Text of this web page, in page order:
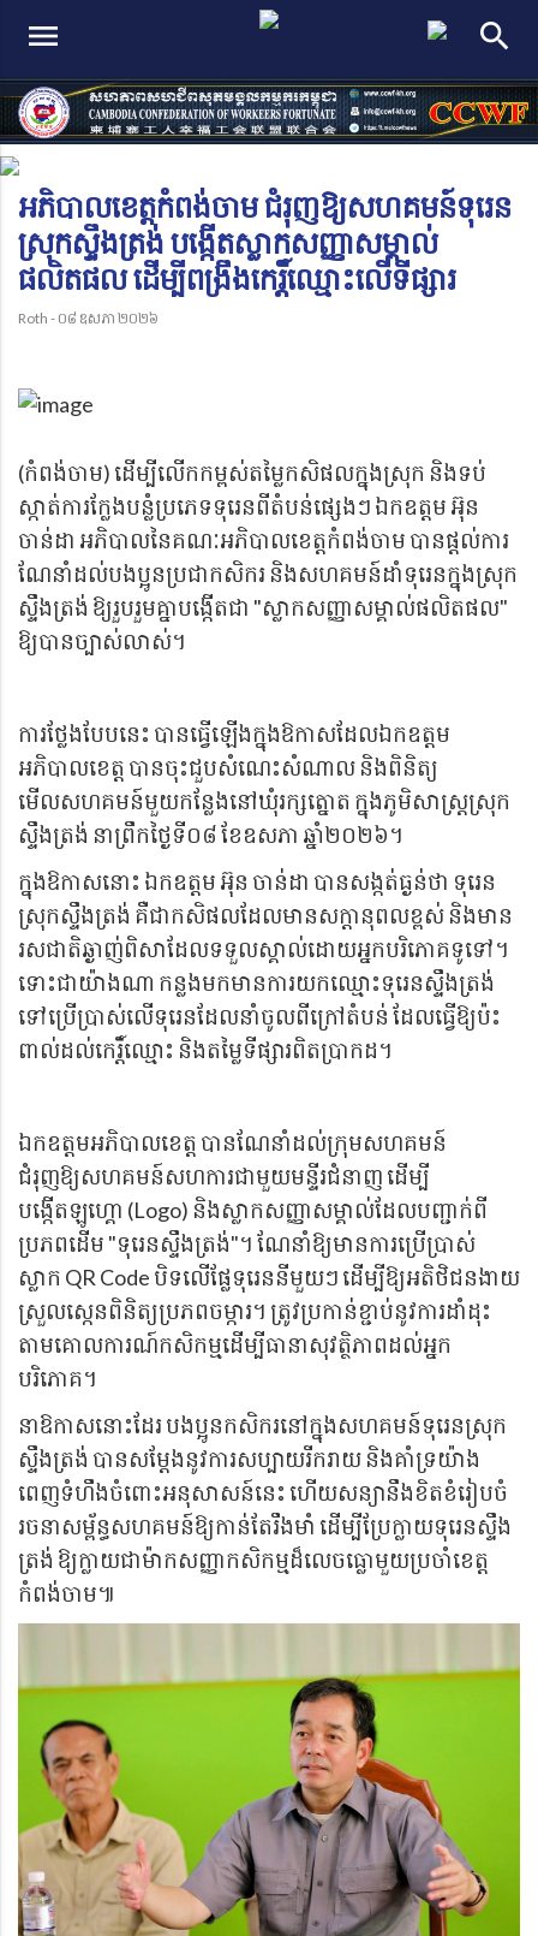
menu search
អភិបាលខេត្តកំពង់ចាម ជំរុញឱ្យសហគមន៍ទុរេន
ស្រុកស្ទឹងត្រង់ បង្កើតស្លាកសញ្ញាសម្គាល់
ផលិតផល ដើម្បីពង្រឹងកេរ្តិ៍ឈ្មោះលើទីផ្សារ
Roth - ០៨ ឧសភា ២០២៦
(កំពង់ចាម) ដើម្បីលើកកម្ពស់តម្លៃកសិផលក្នុងស្រុក និងទប់
ស្កាត់ការក្លែងបន្លំប្រភេទទុរេនពីតំបន់ផ្សេងៗ ឯកឧត្តម អ៊ុន
ចាន់ដា អភិបាលនៃគណៈអភិបាលខេត្តកំពង់ចាម បានផ្តល់ការ
ណែនាំដល់បងប្អូនប្រជាកសិករ និងសហគមន៍ដាំទុរេនក្នុងស្រុក
ស្ទឹងត្រង់ ឱ្យរួបរួមគ្នាបង្កើតជា "ស្លាកសញ្ញាសម្គាល់ផលិតផល"
ឱ្យបានច្បាស់លាស់។
ការថ្លែងបែបនេះ បានធ្វើឡើងក្នុងឱកាសដែលឯកឧត្តម
អភិបាលខេត្ត បានចុះជួបសំណេះសំណាល និងពិនិត្យ
មើលសហគមន៍មួយកន្លែងនៅឃុំរក្សត្នោត ក្នុងភូមិសាស្ត្រស្រុក
ស្ទឹងត្រង់ នាព្រឹកថ្ងៃទី០៨ ខែឧសភា ឆ្នាំ២០២៦។
ក្នុងឱកាសនោះ ឯកឧត្តម អ៊ុន ចាន់ដា បានសង្កត់ធ្ងន់ថា ទុរេន
ស្រុកស្ទឹងត្រង់ គឺជាកសិផលដែលមានសក្តានុពលខ្ពស់ និងមាន
រសជាតិឆ្ងាញ់ពិសាដែលទទួលស្គាល់ដោយអ្នកបរិភោគទូទៅ។
ទោះជាយ៉ាងណា កន្លងមកមានការយកឈ្មោះទុរេនស្ទឹងត្រង់
ទៅប្រើប្រាស់លើទុរេនដែលនាំចូលពីក្រៅតំបន់ ដែលធ្វើឱ្យប៉ះ
ពាល់ដល់កេរ្តិ៍ឈ្មោះ និងតម្លៃទីផ្សារពិតប្រាកដ។
ឯកឧត្តមអភិបាលខេត្ត បានណែនាំដល់ក្រុមសហគមន៍
ជំរុញឱ្យសហគមន៍សហការជាមួយមន្ទីរជំនាញ ដើម្បី
បង្កើតឡូហ្គោ (Logo) និងស្លាកសញ្ញាសម្គាល់ដែលបញ្ជាក់ពី
ប្រភពដើម "ទុរេនស្ទឹងត្រង់"។ ណែនាំឱ្យមានការប្រើប្រាស់
ស្លាក QR Code បិទលើផ្លែទុរេននីមួយៗ ដើម្បីឱ្យអតិថិជនងាយ
ស្រួលស្កេនពិនិត្យប្រភពចម្ការ។ ត្រូវប្រកាន់ខ្ជាប់នូវការដាំដុះ
តាមគោលការណ៍កសិកម្មដើម្បីធានាសុវត្ថិភាពដល់អ្នក
បរិភោគ។
នាឱកាសនោះដែរ បងប្អូនកសិករនៅក្នុងសហគមន៍ទុរេនស្រុក
ស្ទឹងត្រង់ បានសម្តែងនូវការសប្បាយរីករាយ និងគាំទ្រយ៉ាង
ពេញទំហឹងចំពោះអនុសាសន៍នេះ ហើយសន្យានឹងខិតខំរៀបចំ
រចនាសម្ព័ន្ធសហគមន៍ឱ្យកាន់តែរឹងមាំ ដើម្បីប្រែក្លាយទុរេនស្ទឹង
ត្រង់ ឱ្យក្លាយជាម៉ាកសញ្ញាកសិកម្មដ៏លេចធ្លោមួយប្រចាំខេត្ត
កំពង់ចាម៕